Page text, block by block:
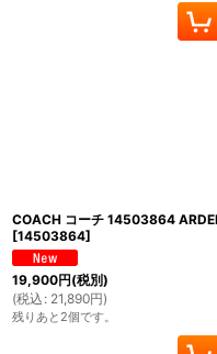
COACH コーチ 14503864
[14503864]
19,900円(税別)
(税込 : 21,890円)
残りあと2個です。